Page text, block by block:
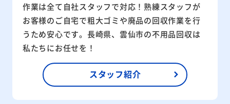
作業は全て自社スタッフで対応！熟練スタッフが
お客様のご自宅で粗大ゴミや廃品の回収作業を行
うため安心です。長崎県、雲仙市の不用品回収は
私たちにお任せを！
スタッフ紹介